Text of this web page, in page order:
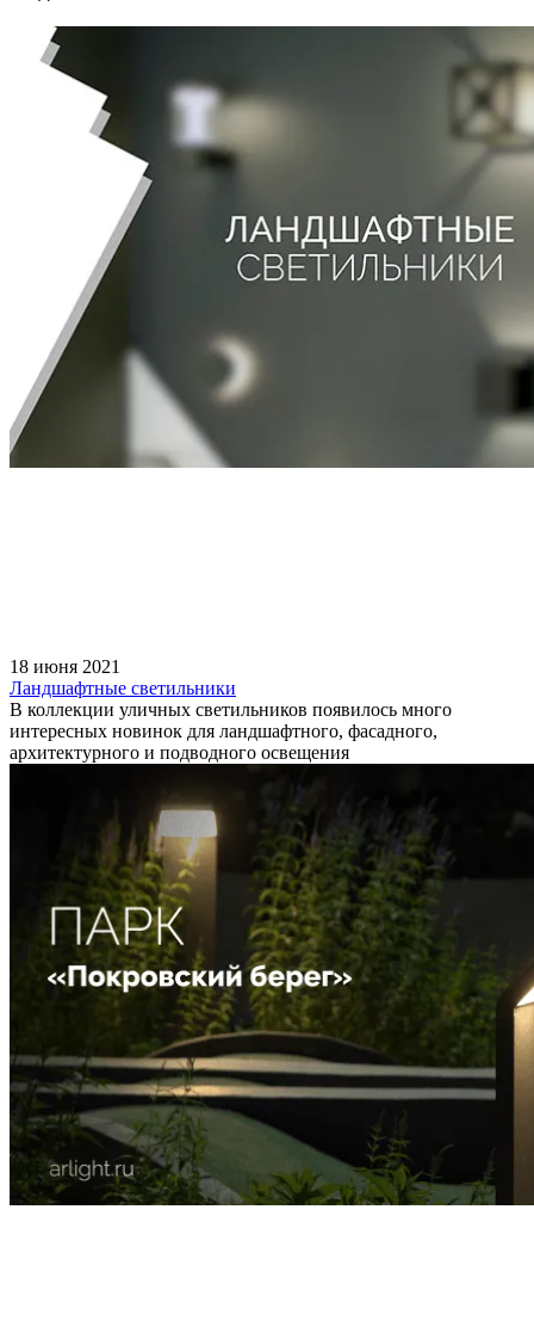
18 июня 2021
Ландшафтные светильники
В коллекции уличных светильников появилось много
интересных новинок для ландшафтного, фасадного,
архитектурного и подводного освещения